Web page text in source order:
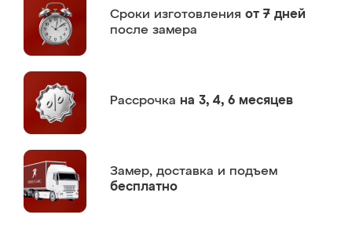
Сроки изготовления от 7 дней
после замера
Рассрочка на 3, 4, 6 месяцев
Замер, доставка и подъем
бесплатно